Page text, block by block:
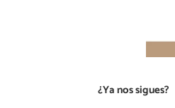
¿Ya nos sigues?